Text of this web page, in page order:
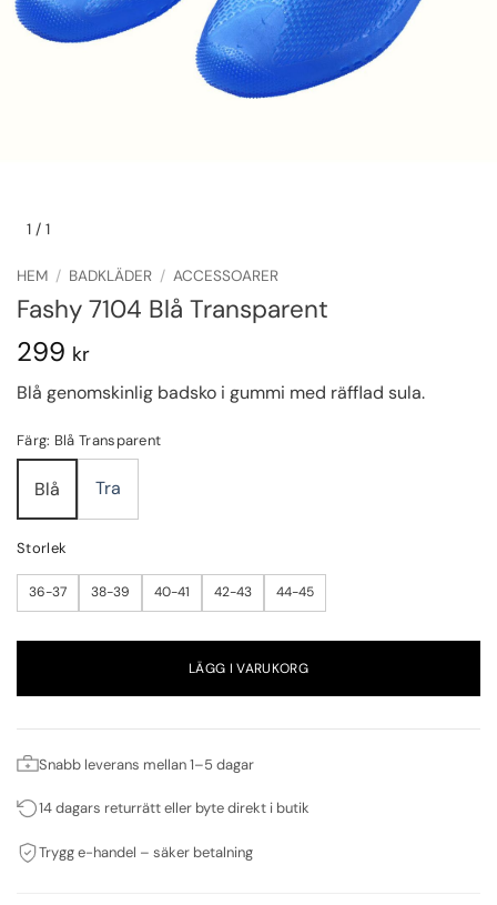
1 / 1
HEM / BADKLÄDER / ACCESSOARER
Fashy 7104 Blå Transparent
299 kr
Blå genomskinlig badsko i gummi med räfflad sula.
Färg: Blå Transparent
Blå Tra
Storlek
36-37 38-39 40-41 42-43 44-45
LÄGG I VARUKORG
Snabb leverans mellan 1–5 dagar
14 dagars returrätt eller byte direkt i butik
Trygg e-handel – säker betalning